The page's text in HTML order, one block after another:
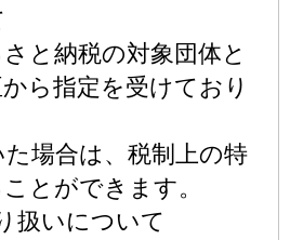
と納税の対象団体と
ら指定を受けており
場合は、税制上の特
とができます。
扱いについて